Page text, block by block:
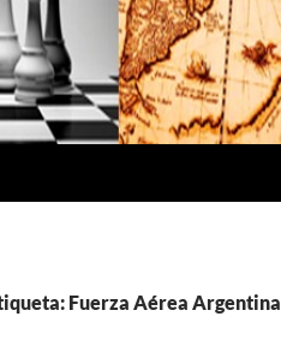
Fuerza Aérea Argentina